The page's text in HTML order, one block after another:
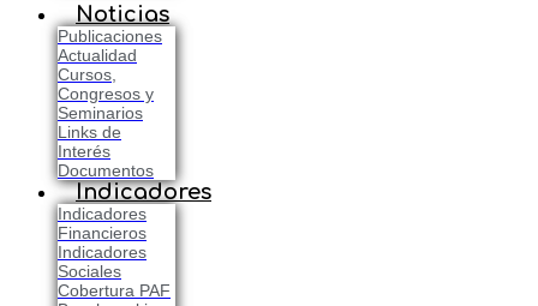
Noticias
Publicaciones
Actualidad
Cursos,
Congresos y
Seminarios
Links de
Interés
Documentos
Indicadores
Indicadores
Financieros
Indicadores
Sociales
Cobertura PAF